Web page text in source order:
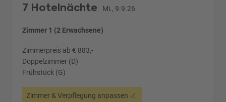
7 Hotelnächte Mi., 9.9.26
Zimmer 1 (2 Erwachsene)
Zimmerpreis ab € 883,-
Doppelzimmer (D)
Frühstück (G)
Zimmer & Verpflegung anpassen